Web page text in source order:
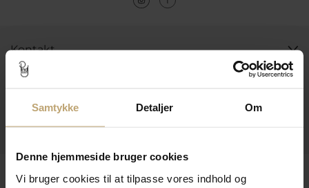
Samtykke Detaljer Om
Denne hjemmeside bruger cookies
Vi bruger cookies til at tilpasse vores indhold og
Kontakt
Åbningstider I Butikken
Information
Praktiske Sider